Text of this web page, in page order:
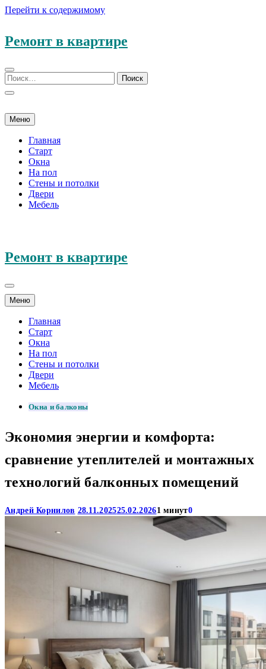
Перейти к содержимому
Ремонт в квартире
Меню
Главная
Старт
Окна
На пол
Стены и потолки
Двери
Мебель
Ремонт в квартире
Меню
Главная
Старт
Окна
На пол
Стены и потолки
Двери
Мебель
Окна и балконы
Экономия энергии и комфорта:
сравнение утеплителей и монтажных
технологий балконных помещений
Андрей Корнилов 28.11.202525.02.20261 минут0